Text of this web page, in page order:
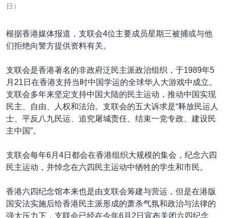
日）
根据香港媒体报道，支联会4位主要成员星期三被捕或与他
们拒绝向警方提供资料有关。
支联会是香港著名的非政府泛民主派政治组织，于1989年5
月21日在香港支持当时中国学运的全球华人大游戏中成立。
支联会多年来坚定支持中国大陆的民主运动，推动中国实现
民主、自由、人权和法治。支联会的五大诉求是“释放民运人
士、平反八九民运、追究屠城责任、结束一党专政、建设民
主中国”。
支联会每年6月4日都会在香港组织大规模的集会，纪念六四
民主运动，并悼念在六四民主运动中牺牲的学生和市民。
香港六四纪念馆本来也是由支联会筹建与营运，但是在港版
国安法实施后给香港民主派形成的萧杀气氛和政治与法律的
强大压力下，支联会已经在今年6月2日宣布关闭六四纪念